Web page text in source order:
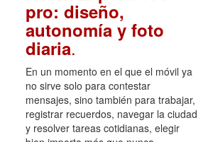
pro: diseño,
autonomía y foto
diaria.
En un momento en el que el móvil ya
no sirve solo para contestar
mensajes, sino también para trabajar,
registrar recuerdos, navegar la ciudad
y resolver tareas cotidianas, elegir